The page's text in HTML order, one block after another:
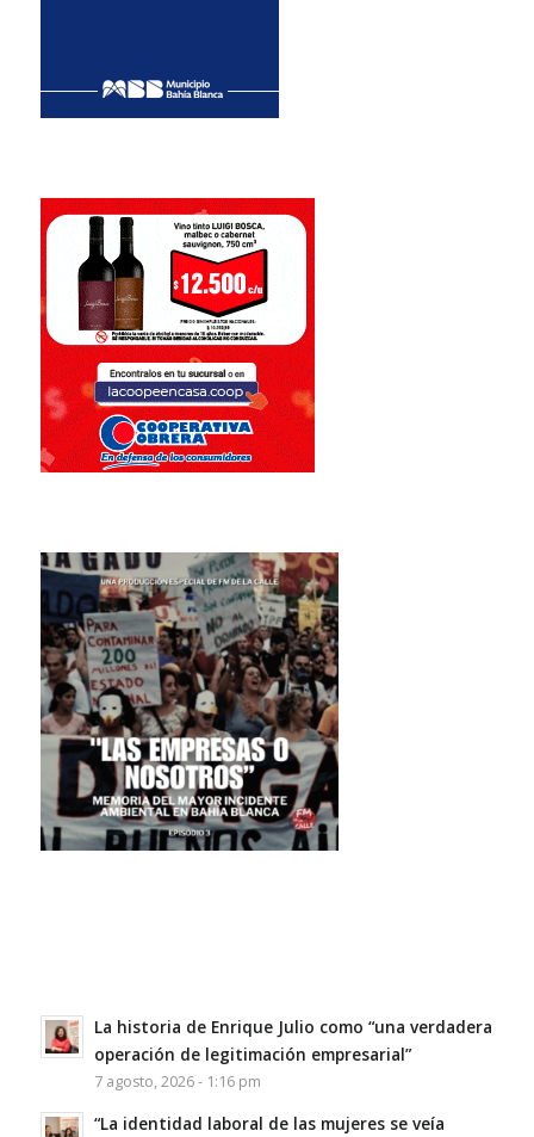
La historia de Enrique Julio como “una verdadera
operación de legitimación empresarial”
7 agosto, 2026 - 1:16 pm
“La identidad laboral de las mujeres se veía